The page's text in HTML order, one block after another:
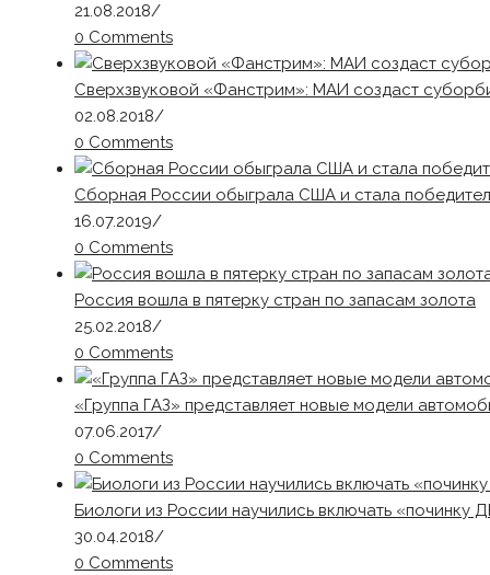
21.08.2018/
0 Comments
Сверхзвуковой «Фанстрим»: МАИ создаст
02.08.2018/
0 Comments
Сборная России обыграла США и стала
16.07.2019/
0 Comments
Россия вошла в пятерку стран по запасам золота
25.02.2018/
0 Comments
«Группа ГАЗ» представляет новые модели
07.06.2017/
0 Comments
Биологи из России научились включать «починку
30.04.2018/
0 Comments